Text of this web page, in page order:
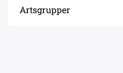
Artsgrupper